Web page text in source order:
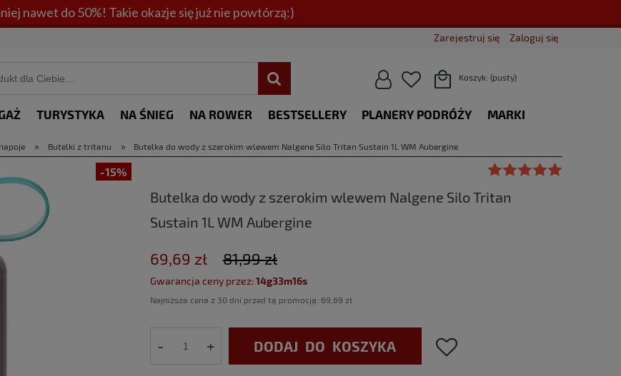
nawet do 50%! Takie okazje się już nie powtórzą:)
Zarejestruj się Zaloguj się
Koszyk: (pusty)
TURYSTYKA NA ŚNIEG NA ROWER BESTSELLERY PLANERY PODRÓŻY MARKI
» Butelki z tritanu » Butelka do wody z szerokim wlewem Nalgene Silo Tritan Sustain 1L WM Aubergine
-15%
Butelka do wody z szerokim wlewem Nalgene Silo Tritan
Sustain 1L WM Aubergine
69,69 zł 81,99 zł
Gwarancja ceny przez:14g33m15s
Najniższa cena z 30 dni przed tą promocją: 69,69 zł
- + DODAJ DO KOSZYKA